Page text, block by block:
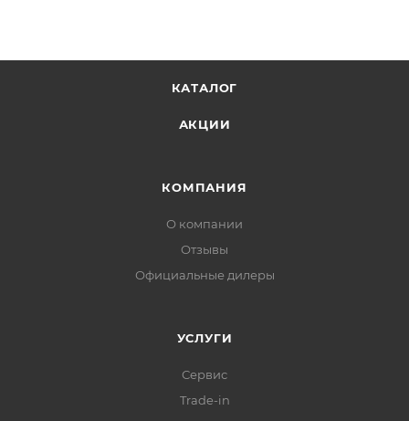
КАТАЛОГ
АКЦИИ
КОМПАНИЯ
О компании
Отзывы
Официальные дилеры
УСЛУГИ
Сервис
Trade-in